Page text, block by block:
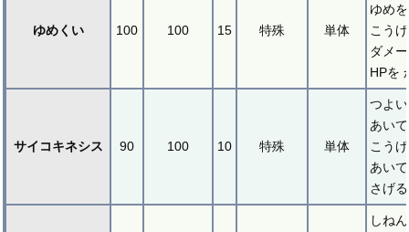
ゆめくい 100 100 15 特殊 単体
ゆめ
こう
ダメ
HPを
サイコキネシス 90 100 10 特殊 単体
つよ
あい
こう
あい
さげ
しね